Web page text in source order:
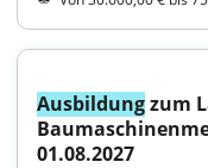
Ausbildung zum
01.08.2027